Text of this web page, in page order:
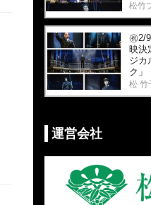
㊗2/
映決
ジカ
ク」
も大
1）
松 竹
運営会社